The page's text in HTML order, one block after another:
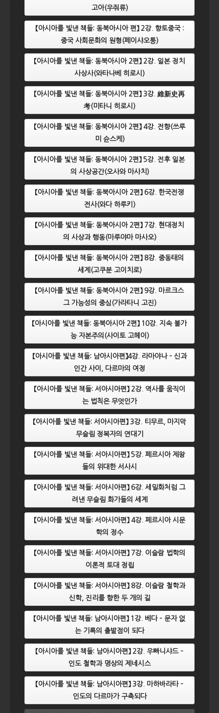
고아(우줘류)
【아시아를 빛낸 책들: 동북아시아 편】 2강. 향토중국 :
중국 사회문화의 원형(페이샤오퉁)
【아시아를 빛낸 책들: 동북아시아 2편】 2강. 일본 정치
사상사(와타나베 히로시)
【아시아를 빛낸 책들: 동북아시아 2편】 3강. 維新史再
考(미타니 히로시)
【아시아를 빛낸 책들: 동북아시아 2편】 4강. 전향(쓰루
미 슌스케)
【아시아를 빛낸 책들: 동북아시아 2편】 5강. 전후 일본
의 사상공간(오사와 마사치)
【아시아를 빛낸 책들: 동북아시아 2편】 6강. 한국전쟁
전사(와다 하루키)
【아시아를 빛낸 책들: 동북아시아 2편】 7강. 현대정치
의 사상과 행동(마루야마 마사오)
【아시아를 빛낸 책들: 동북아시아 2편】 8강. 중동태의
세계(고쿠분 고이치로)
【아시아를 빛낸 책들: 동북아시아 2편】 9강. 마르크스
그 가능성의 중심(가라타니 고진)
【아시아를 빛낸 책들: 동북아시아 2편】 10강. 지속 불가
능 자본주의(사이토 고헤이)
【아시아를 빛낸 책들: 남아시아편】4강. 라마야나 – 신과
인간 사이, 다르마의 여정
【아시아를 빛낸 책들: 서아시아편】 2강. 역사를 움직이
는 법칙은 무엇인가
【아시아를 빛낸 책들: 서아시아편】 3강. 티무르, 마지막
무슬림 정복자의 연대기
【아시아를 빛낸 책들: 서아시아편】 5강. 페르시아 제왕
들의 위대한 서사시
【아시아를 빛낸 책들: 서아시아편】 6강. 세밀화처럼 그
려낸 무슬림 화가들의 세계
【아시아를 빛낸 책들: 서아시아편】 4강. 페르시아 시문
학의 정수
【아시아를 빛낸 책들: 서아시아편】 7강. 이슬람 법학의
이론적 토대 정립
【아시아를 빛낸 책들: 서아시아편】 8강. 이슬람 철학과
신학, 진리를 향한 두 개의 길
【아시아를 빛낸 책들: 남아시아편】 1강. 베다 – 문자 없
는 기록의 출발점이 되다
【아시아를 빛낸 책들: 남아시아편】 2강. 우빠니샤드 –
인도 철학과 명상의 제네시스
【아시아를 빛낸 책들: 남아시아편】 3강. 마하바라타 –
인도의 다르마가 구축되다